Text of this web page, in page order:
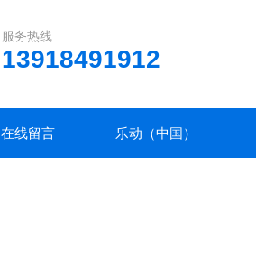
服务热线
13918491912
在线留言 乐动（中国）